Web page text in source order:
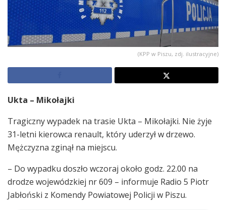
(KPP w Piszu, zdj. ilustracyjne)
Ukta – Mikołajki
Tragiczny wypadek na trasie Ukta – Mikołajki. Nie żyje
31-letni kierowca renault, który uderzył w drzewo.
Mężczyzna zginął na miejscu.
– Do wypadku doszło wczoraj około godz. 22.00 na
drodze wojewódzkiej nr 609 – informuje Radio 5 Piotr
Jabłoński z Komendy Powiatowej Policji w Piszu.